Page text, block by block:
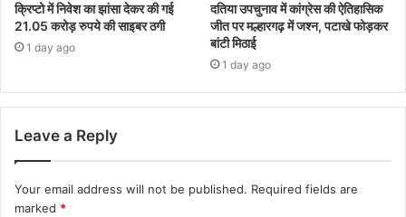
क्रिप्टो में निवेश का झांसा देकर की गई
21.05 करोड़ रुपये की साइबर ठगी
1 day ago
दतिया उपचुनाव में कांग्रेस की ऐतिहासिक
जीत पर मल्हारगढ़ में जश्न, पटाखे फोड़कर
बांटी मिठाई
1 day ago
Leave a Reply
Your email address will not be published. Required fields are
marked *